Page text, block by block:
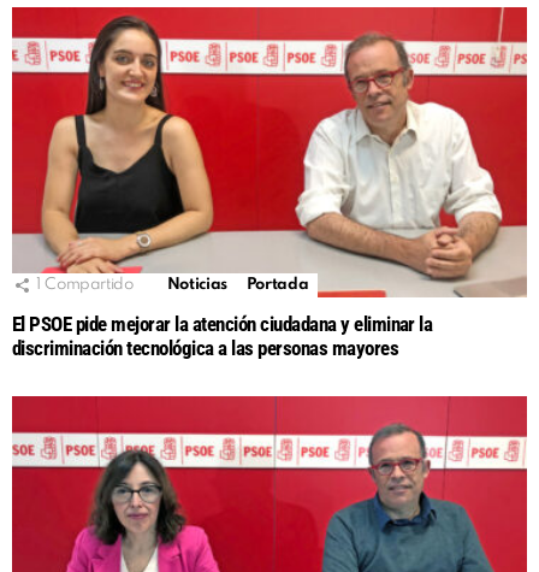
Compartido Noticias Portada
El PSOE pide mejorar la atención ciudadana y eliminar la
discriminación tecnológica a las personas mayores